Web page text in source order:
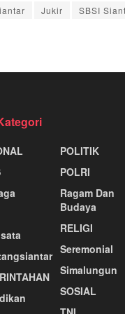
Jukir SBSI
POLITIK
POLRI
Ragam Dan
Budaya
RELIGI
Seremonial
Simalungun
SOSIAL